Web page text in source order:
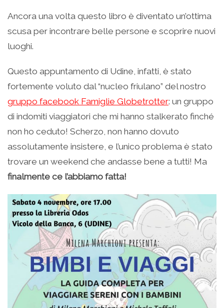
Ancora una volta questo libro è diventato un’ottima
scusa per incontrare belle persone e scoprire nuovi
luoghi.
Questo appuntamento di Udine, infatti, è stato
fortemente voluto dal “nucleo friulano” del nostro
gruppo facebook Famiglie Globetrotter: un gruppo
di indomiti viaggiatori che mi hanno stalkerato finché
non ho ceduto! Scherzo, non hanno dovuto
assolutamente insistere, e l’unico problema è stato
trovare un weekend che andasse bene a tutti! Ma
finalmente ce l’abbiamo fatta!